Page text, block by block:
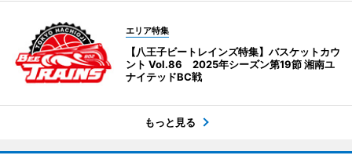
エリア特集
【八王子ビートレインズ特集】バスケットカウ
ント Vol.86 2025年シーズン第19節 湘南ユ
ナイテッドBC戦
もっと見る